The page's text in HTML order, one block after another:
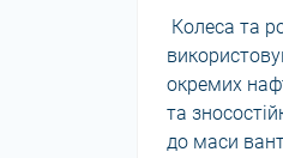
Колеса та
окремих
та
до маси